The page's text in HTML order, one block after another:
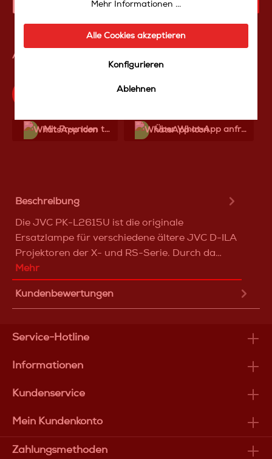
IN DEN WARENKORB
Artikelnummer:
Produktfrage an das TakeoffMedia24 Team
Mit Frеunden teilen Über WhatѕApp anfragеn
Beschreibung
Die JVC PK-L2615U ist die originale
Ersatzlampe für verschiedene ältere JVC D-ILA
Projektoren der X- und RS-Serie. Durch da…
Mehr
Kundenbewertungen
Service-Hotline
Informationen
Kundenservice
Mein Kundenkonto
Zahlungsmethoden
Mehr Informationen ...
Alle Cookies akzeptieren
Konfigurieren
Ablehnen